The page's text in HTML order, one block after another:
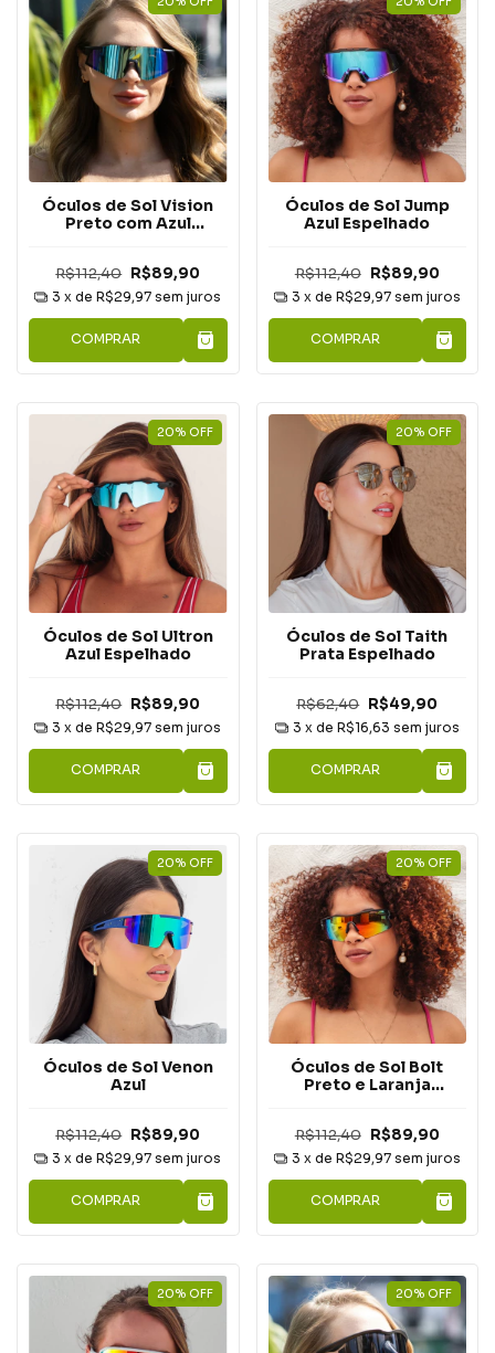
Óculos de Sol Vision
Preto com Azul
R$112,40 R$89,90
3 x deR$29,97 sem juros
COMPRAR
Óculos de Sol Jump
Azul Espelhado
R$112,40 R$89,90
3 x de R$29,97 sem juros
COMPRAR
20% OFF
Óculos de Sol Ultron
Azul Espelhado
R$112,40 R$89,90
3 x deR$29,97 sem juros
COMPRAR
20% OFF
Óculos de Sol Taith
Prata Espelhado
R$62,40 R$49,90
3 x de R$16,63 sem juros
COMPRAR
20% OFF
Óculos de Sol Venon
Azul
R$112,40 R$89,90
3 x deR$29,97 sem juros
COMPRAR
20% OFF
Óculos de Sol Bolt
Preto e Laranja
R$112,40 R$89,90
3 x de R$29,97 sem juros
COMPRAR
20% OFF 20% OFF